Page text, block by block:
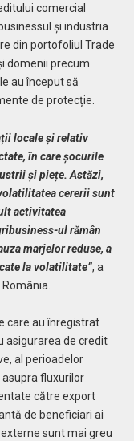
comercial
și industria
din portofoliul Trade
domenii precum
au început să
de protecție.
locale și relativ
în care șocurile
și piețe. Astăzi,
cererii sunt
activitatea
ul rămân
marjelor reduse, a
la volatilitate”, a
care au înregistrat
asigurarea de credit
al perioadelor
fluxurilor
către export
de beneficiari ai
sunt mai greu